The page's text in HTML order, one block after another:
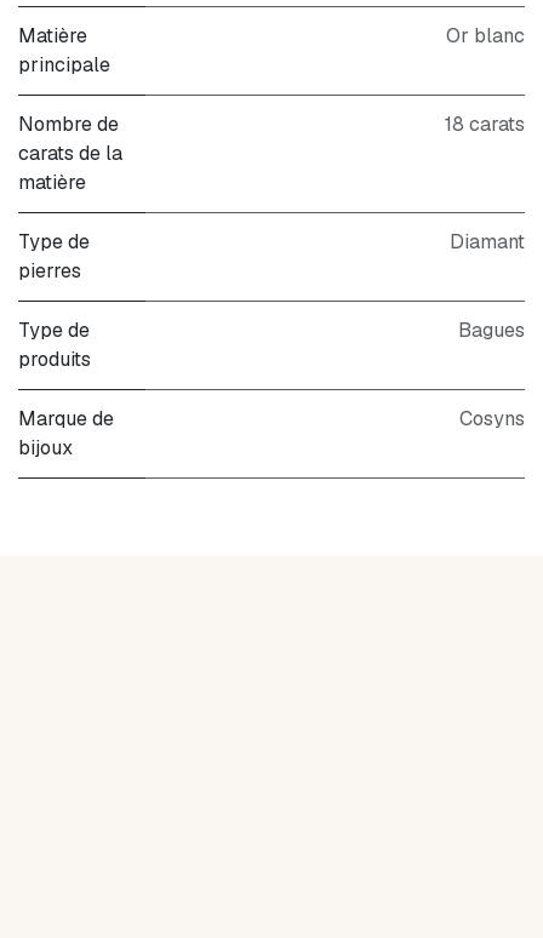
Matière
principale
Or blanc
Nombre de
carats de la
matière
18 carats
Type de
pierres
Diamant
Type de
produits
Bagues
Marque de
bijoux
Cosyns